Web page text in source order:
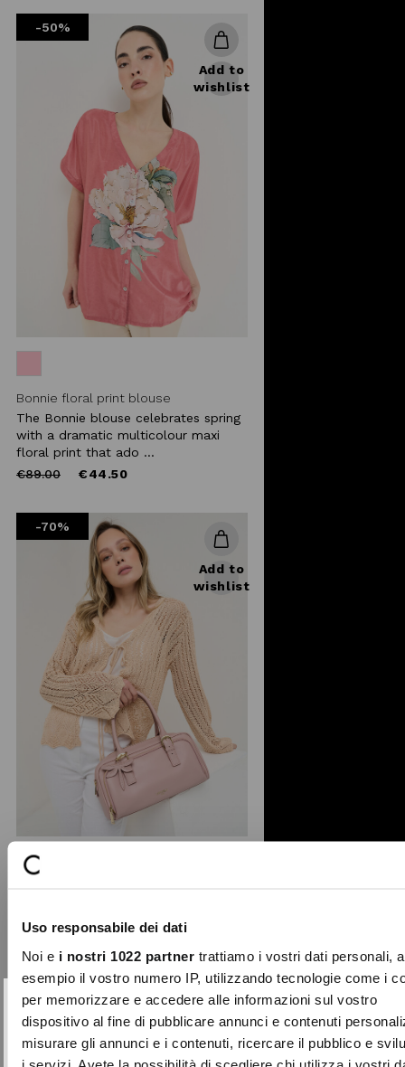
Uso responsabile dei dati
Noi e i nostri 1022 partnertrattiamo i vostri dati personali,
esempio il vostro numero IP, utilizzando tecnologie come i
per memorizzare e accedere alle informazioni sul vostro
dispositivo al fine di pubblicare annunci e contenuti
misurare gli annunci e i contenuti, ricercare il pubblico e
i servizi. Avete la possibilità di scegliere chi utilizza i vostri
-50%
Add to
wishlist
Bonnie floral print blouse
The Bonnie blouse celebrates spring
with a dramatic multicolour maxi
floral print that ado ...
Price
€89.00to €44.50
-70%
Add to
wishlist
satchel charms at first sight with its
romantic dragonfly faux ...
reduced
from
€79.00 to €23.70
-50%
Close
SUBSCRIBE TO OUR
NEWSLETTER